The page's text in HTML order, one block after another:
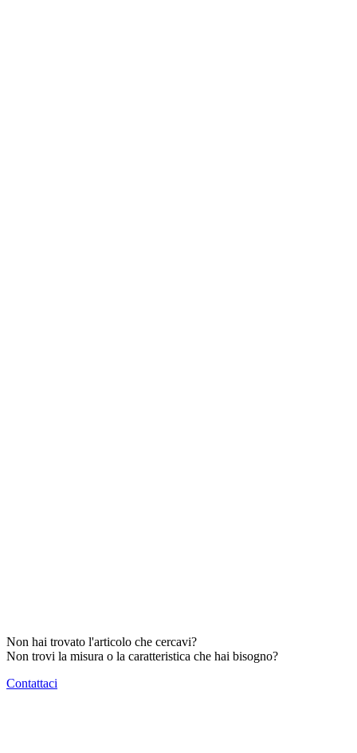
Non hai trovato l'articolo che cercavi?
Non trovi la misura o la caratteristica che hai bisogno?
Contattaci